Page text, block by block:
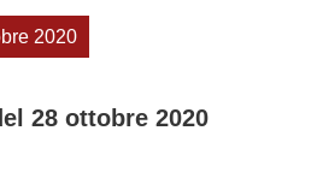
2020
28 ottobre 2020